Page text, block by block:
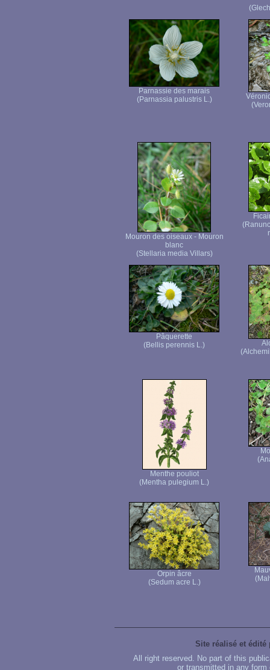
Parnassie des marais
(Parnassia palustris L.)
Mouron des oiseaux - Mouron
blanc
(Stellaria media Villars)
Pâquerette
(Bellis perennis L.)
Menthe pouliot
(Mentha pulegium L.)
Orpin âcre
(Sedum acre L.)
Site réalisé et édité
All right reserved. No part of this
or transmitted in any